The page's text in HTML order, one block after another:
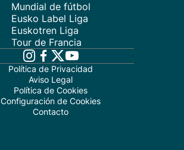
Mundial de fútbol
Eusko Label Liga
Euskotren Liga
Tour de Francia
Política de Privacidad
Aviso Legal
Política de Cookies
Configuración de Cookies
Contacto